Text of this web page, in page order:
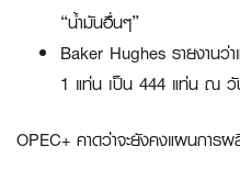
“น้ำมันอื่นๆ”
Baker Hughes รายงานว่
1 แท่น เป็น 444 แท่น ณ
OPEC+ คาดว่าจะยังคงแผนการ